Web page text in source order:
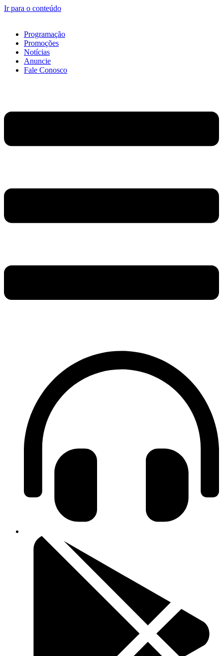
Ir para o conteúdo
Programação
Promoções
Notícias
Anuncie
Fale Conosco